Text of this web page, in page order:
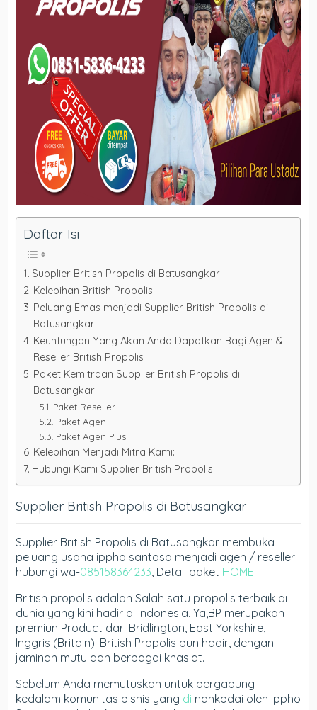
Daftar Isi
Supplier British Propolis di Batusangkar
Kelebihan British Propolis
Peluang Emas menjadi Supplier British Propolis di
Batusangkar
Keuntungan Yang Akan Anda Dapatkan Bagi Agen &
Reseller British Propolis
Paket Kemitraan Supplier British Propolis di
Batusangkar
Paket Reseller
Paket Agen
Paket Agen Plus
Kelebihan Menjadi Mitra Kami:
Hubungi Kami Supplier British Propolis
Supplier British Propolis di Batusangkar
Supplier British Propolis di Batusangkar membuka
peluang usaha ippho santosa menjadi agen / reseller
hubungi wa-085158364233, Detail paket HOME.
British propolis adalah Salah satu propolis terbaik di
dunia yang kini hadir di Indonesia. Ya,BP merupakan
premiun Product dari Bridlington, East Yorkshire,
Inggris (Britain). British Propolis pun hadir, dengan
jaminan mutu dan berbagai khasiat.
Sebelum Anda memutuskan untuk bergabung
kedalam komunitas bisnis yang di nahkodai oleh Ippho